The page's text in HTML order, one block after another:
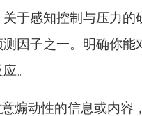
于感知控制与压力的
因子之一。明确你能
。
煽动性的信息或内容